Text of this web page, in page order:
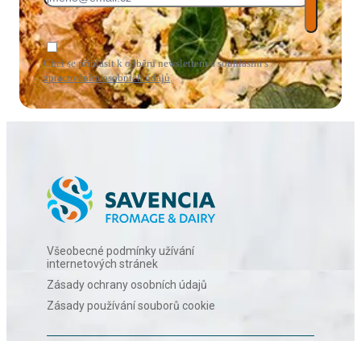
Chci se přihlásit k odběru newsletteru a souhlasím s
zpracováním osobních údajů.
Všeobecné podmínky užívání
internetových stránek
Zásady ochrany osobních údajů
Zásady používání souborů cookie